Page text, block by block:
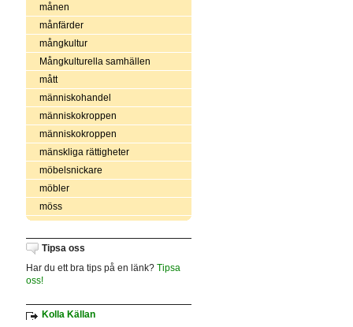
månen
månfärder
mångkultur
Mångkulturella samhällen
mått
människohandel
människokroppen
människokroppen
mänskliga rättigheter
möbelsnickare
möbler
möss
Tipsa oss
Har du ett bra tips på en länk? Tipsa
oss!
Kolla Källan